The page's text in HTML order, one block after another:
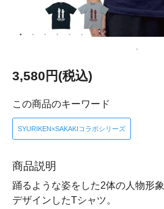
3,580円(税込)
この商品のキーワード
SYURIKEN×SAKAKIコラボシリーズ
商品説明
踊るような姿をした2体の人物形象
デザインしたTシャツ。